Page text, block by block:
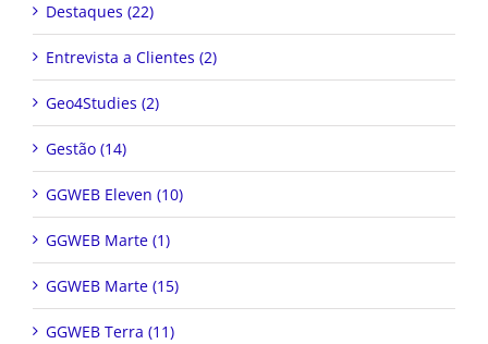
Destaques (22)
Entrevista a Clientes (2)
Geo4Studies (2)
Gestão (14)
GGWEB Eleven (10)
GGWEB Marte (1)
GGWEB Marte (15)
GGWEB Terra (11)